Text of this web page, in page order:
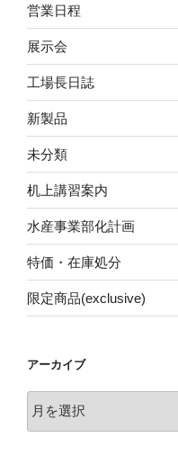
営業日程
展示会
工場長日誌
新製品
未分類
机上講習案内
水産事業部化計画
特価・在庫処分
限定商品(exclusive)
アーカイブ
ー